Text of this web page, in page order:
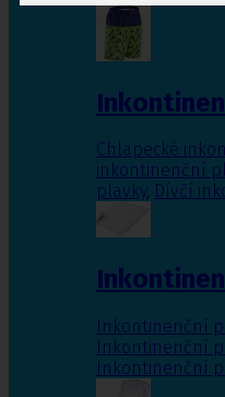
Chlapecké
inkontinenční
plavky, Dívčí
Inkontinenční
Inkontinenční
Inkontinenční